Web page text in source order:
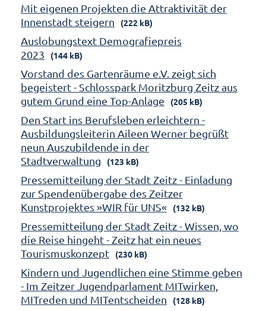
Mit eigenen Projekten die Attraktivität der
Innenstadt steigern
(222 kB)
Auslobungstext Demografiepreis
2023
(144 kB)
Vorstand des Gartenräume e.V. zeigt sich
begeistert - Schlosspark Moritzburg Zeitz aus
gutem Grund eine Top-Anlage
(205 kB)
Den Start ins Berufsleben erleichtern -
Ausbildungsleiterin Aileen Werner begrüßt
neun Auszubildende in der
Stadtverwaltung
(123 kB)
Pressemitteilung der Stadt Zeitz - Einladung
zur Spendenübergabe des Zeitzer
Kunstprojektes »WIR für UNS«
(132 kB)
Pressemitteilung der Stadt Zeitz - Wissen, wo
die Reise hingeht - Zeitz hat ein neues
Tourismuskonzept
(230 kB)
Kindern und Jugendlichen eine Stimme geben
- Im Zeitzer Jugendparlament MITwirken,
MITreden und MITentscheiden
(128 kB)